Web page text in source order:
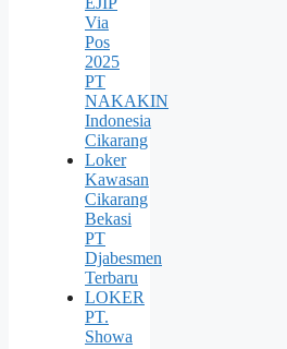
Via
Pos
2025
PT
NAKAKIN
Indonesia
Cikarang
Loker
Kawasan
Cikarang
Bekasi
PT
Djabesmen
Terbaru
LOKER
PT.
Showa